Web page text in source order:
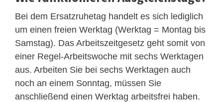
Bei dem Ersatzruhetag handelt es sich lediglich
um einen freien Werktag (Werktag = Montag bis
Samstag). Das Arbeitszeitgesetz geht somit von
einer Regel-Arbeitswoche mit sechs Werktagen
aus. Arbeiten Sie bei sechs Werktagen auch
noch an einem Sonntag, müssen Sie
anschließend einen Werktag arbeitsfrei haben.